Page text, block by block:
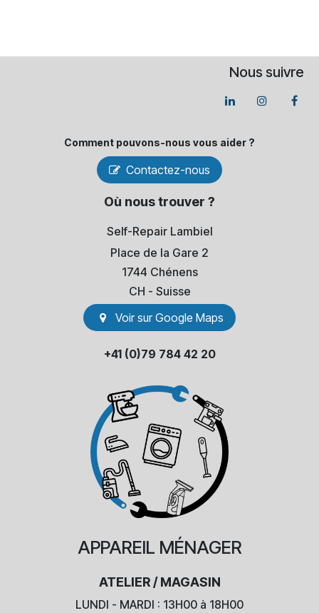
Nous suivre
Comment pouvons-​nous vous aider ?
Contactez-nous
Où nous trouver ?
Self-Repair Lambiel
Place de la Gare 2
1744 Chénens
​CH - Suisse
Voir sur Go​​ogle Maps
+41 (0)79 784 42 20
APPAREIL MÉNAGER
ATELIER / MAGASIN
LUNDI - MARDI : 13H00 à 18H00